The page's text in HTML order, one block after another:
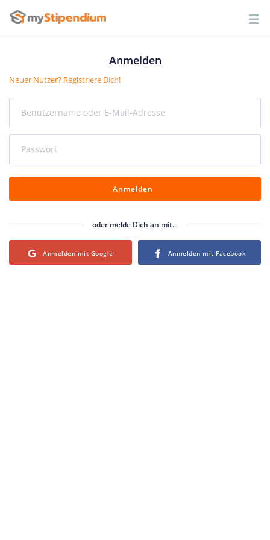
Anmelden
Neuer Nutzer? Registriere Dich!
Benutzername oder E-Mail-Adresse
Passwort
Anmelden
oder melde Dich an mit...
Login with Google Login with Facebook